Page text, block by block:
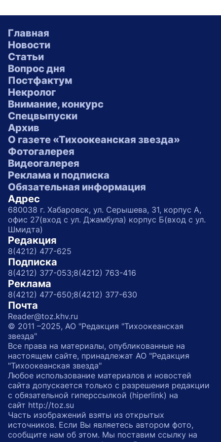
Главная
Новости
Статьи
Вопрос дня
Постфактум
Некролог
Внимание, конкурс
Спецвыпуски
Архив
О газете «Тихоокеанская звезда»
Фотогалерея
Видеогалерея
Реклама и подписка
Обязательная информация
Адрес
680038 г. Хабаровск, ул. Серышева, 31, корпус А,
офис 27(вход с ул. Джамбула) корпус Б(вход с ул.
Шмидта)
Редакция
8(4212) 477-625
Подписка
8(4212) 377-053;8(4212) 763-416
Реклама
8(4212) 477-650;8(4212) 377-630
Почта
Reader@toz.khv.ru
© 2011 –2025, АО "Редакция "Тихоокеанская
звезда"
Все права на материалы, опубликованные на
настоящем сайте, принадлежат АО "Редакция
"Тихоокеанская звезда"
Любое использование материалов и новостей
сайта допускается только с разрешения редакции
с обязательной гиперссылкой (hiperlink) на
сайт http://toz.su
Часть изображений взяты из открытых
источников. Если Вы являетесь автором фото,
сообщите нам об этом. Мы поставим ссылку на